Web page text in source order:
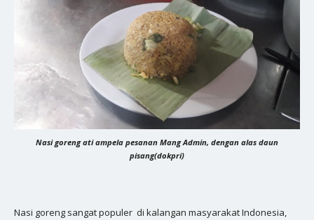
Nasi goreng ati ampela pesanan Mang Admin, dengan alas daun
pisang(dokpri)
Nasi goreng sangat populer di kalangan masyarakat Indonesia,